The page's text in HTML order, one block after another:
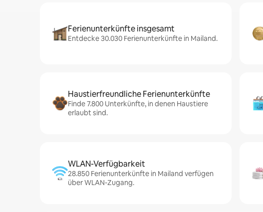
Ferienunterkünfte insgesamt
Entdecke 30.030 Ferienunterkünfte in Mailand.
Haustierfreundliche Ferienunterkünfte
Finde 7.800 Unterkünfte, in denen Haustiere
erlaubt sind.
WLAN-Verfügbarkeit
28.850 Ferienunterkünfte in Mailand verfügen
über WLAN-Zugang.